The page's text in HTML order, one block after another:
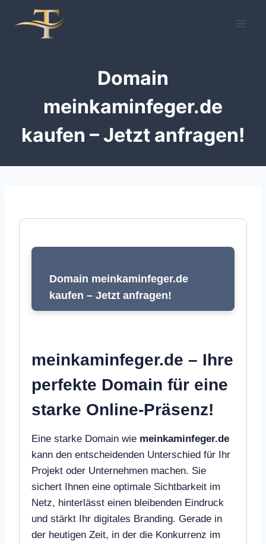
Inhalt
Domain
meinkaminfeger.de
kaufen – Jetzt anfragen!
Domain meinkaminfeger.de
kaufen – Jetzt anfragen!
meinkaminfeger.de – Ihre
perfekte Domain für eine
starke Online-Präsenz!
Eine starke Domain wie meinkaminfeger.de
kann den entscheidenden Unterschied für Ihr
Projekt oder Unternehmen machen. Sie
sichert Ihnen eine optimale Sichtbarkeit im
Netz, hinterlässt einen bleibenden Eindruck
und stärkt Ihr digitales Branding. Gerade in
der heutigen Zeit, in der die Konkurrenz im